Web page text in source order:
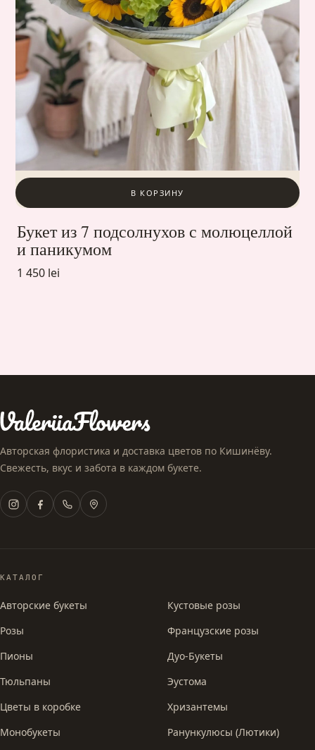
В КОРЗИНУ
Букет из 7 подсолнухов с молюцеллой
и паникумом
1 450 lei
Авторская флористика и доставка цветов по Кишинёву.
Свежесть, вкус и забота в каждом букете.
КАТАЛОГ
Авторские букеты
Розы
Пионы
Тюльпаны
Цветы в коробке
Монобукеты
Кустовые розы
Французские розы
Дуо-Букеты
Эустома
Хризантемы
Ранункулюсы (Лютики)